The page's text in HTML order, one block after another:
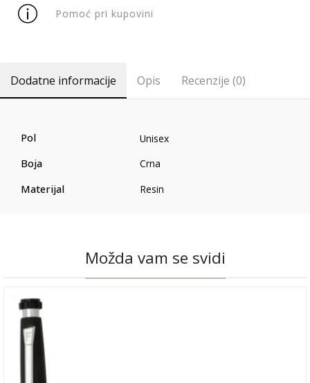
Pomoć pri kupovini
Dodatne informacije Opis Recenzije (0)
Pol Unisex
Boja Crna
Materijal Resin
Možda vam se svidi